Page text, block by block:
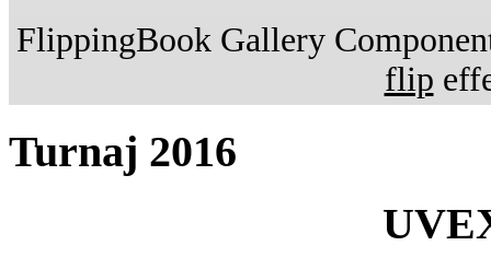
FlippingBook Gallery
flip
Turnaj 2016